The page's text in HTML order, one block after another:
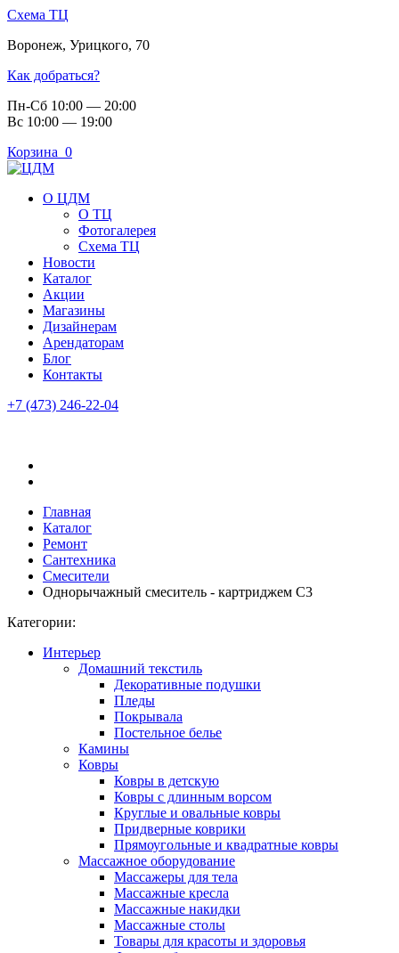
Схема ТЦ
Воронеж, Урицкого, 70
Как добраться?
Пн-Сб 10:00 — 20:00
Вс 10:00 — 19:00
Корзина 0
О ЦДМ
О ТЦ
Фотогалерея
Схема ТЦ
Новости
Каталог
Акции
Магазины
Дизайнерам
Арендаторам
Блог
Контакты
+7 (473) 246-22-04
Главная
Каталог
Ремонт
Сантехника
Смесители
Однорычажный смеситель - картриджем С3
Категории:
Интерьер
Домашний текстиль
Декоративные подушки
Пледы
Покрывала
Постельное белье
Камины
Ковры
Ковры в детскую
Ковры с длинным ворсом
Круглые и овальные ковры
Придверные коврики
Прямоугольные и квадратные ковры
Массажное оборудование
Массажеры для тела
Массажные кресла
Массажные накидки
Массажные столы
Товары для красоты и здоровья